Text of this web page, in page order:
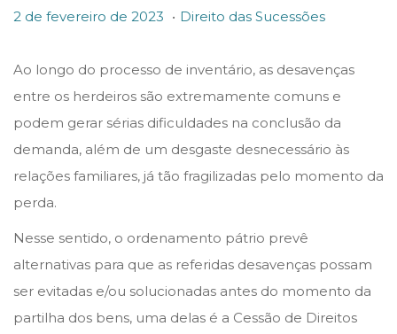
P
s
t
e
d
o
n
2 de fevereiro de 2023 2
e
f
e
v
e
. P
s
t
e
d
Direito das Sucessões
Ao longo do processo de inventário, as desavenças
entre os herdeiros são extremamente comuns e
podem gerar sérias dificuldades na conclusão da
demanda, além de um desgaste desnecessário às
relações familiares, já tão fragilizadas pelo momento da
perda.
Nesse sentido, o ordenamento pátrio prevê
alternativas para que as referidas desavenças possam
ser evitadas e/ou solucionadas antes do momento da
partilha dos bens, uma delas é a Cessão de Direitos